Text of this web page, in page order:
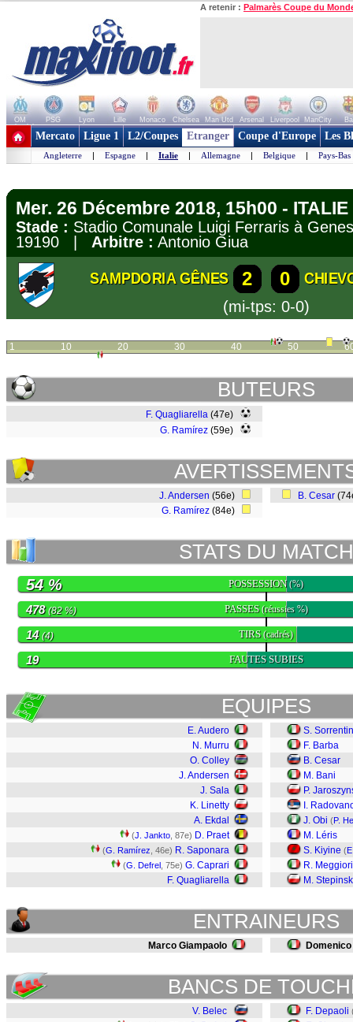
A retenir : Palmarès Coupe du
OM PSG Lyon Lille Monaco Chelsea Man Utd Arsenal Liverpool ManCity
+ de clubs
Mercato Ligue 1 L2/Coupes Etranger Coupe d'Europe Les
Angleterre | Espagne | Italie | Allemagne | Belgique | Pays-Bas
Mer. 26 Décembre 2018, 15h00 -
Stade : Stadio Comunale Luigi Ferraris à
19190 | Arbitre : Antonio Giua
SAMPDORIA GÊNES 2 0
(mi-tps: 0-0)
1 10 20 30 40 50
BUTEURS
F. Quagliarella (47e)
G. Ramírez (59e)
J. Andersen (56e)
G. Ramírez (84e)
B. Cesar
STATS DU MATCH
POSSESSION(%)
54 %
PASSES(réussies %)
478(82 %)
TIRS(cadrés)
14 (4)
FAUTES SUBIES
19
EQUIPES
E. Audero
N. Murru
O. Colley
J. Andersen
J. Sala
K. Linetty
A. Ekdal
(J. Jankto , 87e) D. Praet
(G. Ramírez , 46e) R. Saponara
(G. Defrel , 75e) G. Caprari
F. Quagliarella
S.
F. Barba
B. Cesar
M. Bani
P.
I.
J. Obi (P.
M. Léris
S. Kiyine (
R.
M.
ENTRAINEURS
Marco Giampaolo
BANCS DE
V. Belec F. Depaoli